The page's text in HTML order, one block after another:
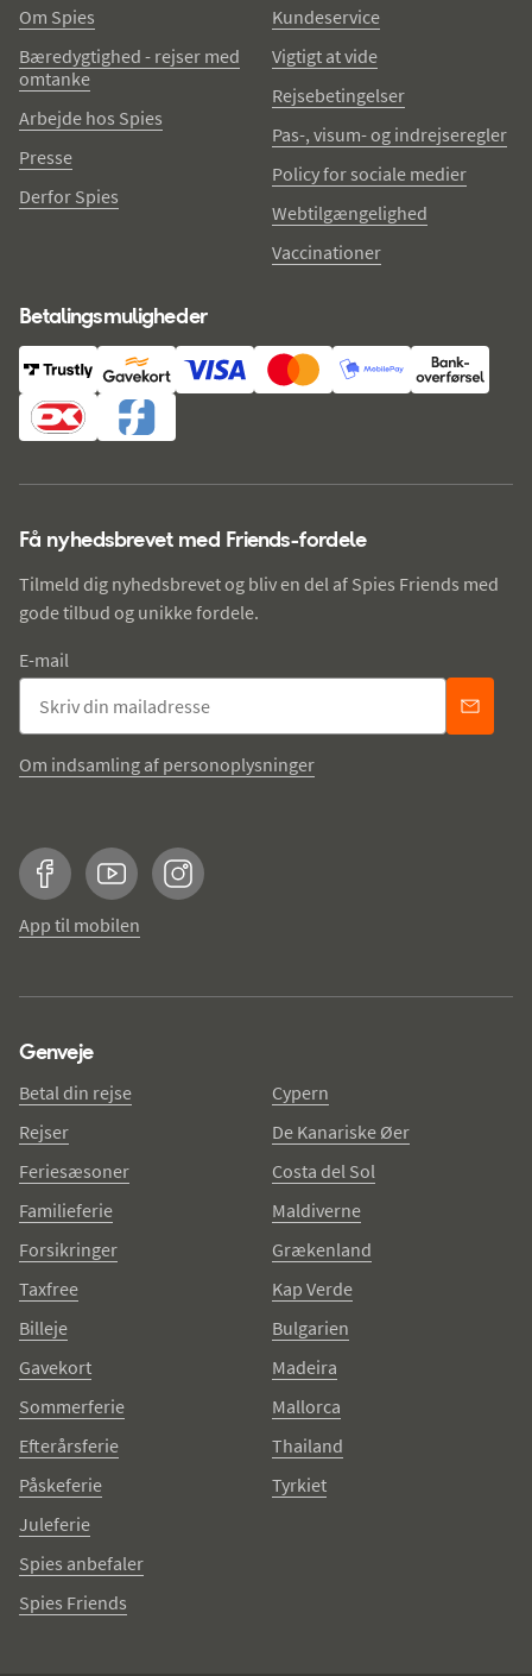
Om Spies
Bæredygtighed - rejser med
omtanke
Arbejde hos Spies
Presse
Derfor Spies
Kundeservice
Vigtigt at vide
Rejsebetingelser
Pas-, visum- og indrejseregler
Policy for sociale medier
Webtilgængelighed
Vaccinationer
Betalingsmuligheder
Få nyhedsbrevet med Friends-fordele
Tilmeld dig nyhedsbrevet og bliv en del af Spies Friends med
gode tilbud og unikke fordele.
E-mail
Om indsamling af personoplysninger
FacebookYouTubeInstagram
App til mobilen
Genveje
Betal din rejse
Rejser
Feriesæsoner
Familieferie
Forsikringer
Taxfree
Billeje
Gavekort
Sommerferie
Efterårsferie
Påskeferie
Juleferie
Spies anbefaler
Spies Friends
Cypern
De Kanariske Øer
Costa del Sol
Maldiverne
Grækenland
Kap Verde
Bulgarien
Madeira
Mallorca
Thailand
Tyrkiet